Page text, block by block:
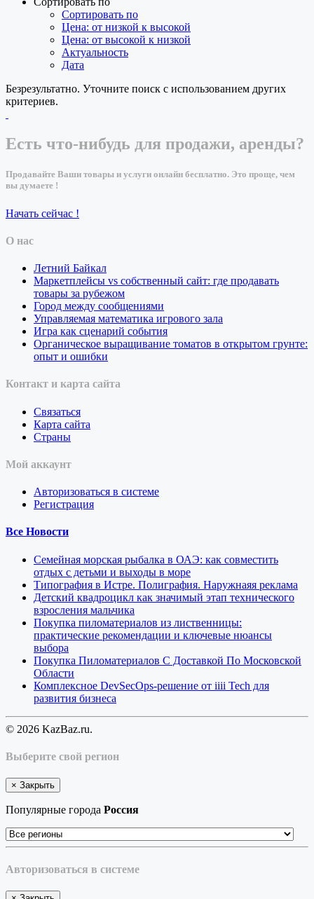
Сортировать по
Цена: от низкой к высокой
Цена: от высокой к низкой
Актуальность
Дата
Безрезультатно. Уточните поиск с использованием других
критериев.
Есть что-нибудь для продажи, аренды?
Продавайте Ваши товары и услуги онлайн бесплатно. Это проще, чем
вы думаете !
Начать сейчас !
О нас
Летний Байкал
Маркетплейсы vs собственный сайт: где продавать
товары за рубежом
Город между сообщениями
Управляемая математика игрового зала
Игра как сценарий события
Органическое выращивание томатов в открытом грунте:
опыт и ошибки
Контакт и карта сайта
Связаться
Карта сайта
Страны
Мой аккаунт
Авторизоваться в системе
Регистрация
Все Новости
Семейная морская рыбалка в ОАЭ: как совместить
отдых с детьми и выходы в море
Типография в Истре. Полиграфия. Наружнаяя реклама
Детский квадроцикл как значимый этап технического
взросления мальчика
Покупка пиломатериалов из лиственницы:
практические рекомендации и ключевые нюансы
выбора
Покупка Пиломатериалов С Доставкой По Московской
Области
Комплексное DevSecOps-решение от iiii Tech для
развития бизнеса
© 2026 KazBaz.ru.
Выберите свой регион
× Закрыть
Популярные города Россия
Авторизоваться в системе